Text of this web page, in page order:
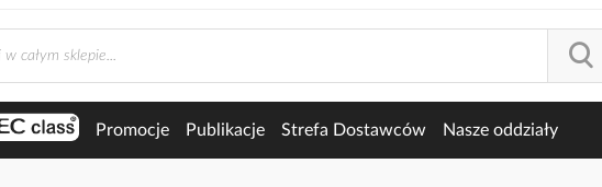
Promocje Publikacje Strefa Dostawców Nasze oddziały